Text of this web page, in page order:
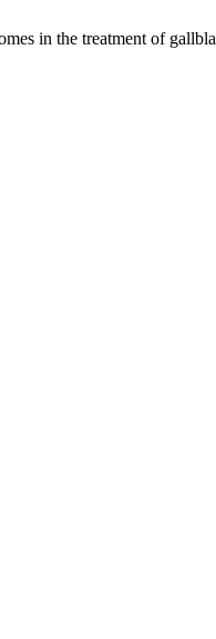
in the treatment of